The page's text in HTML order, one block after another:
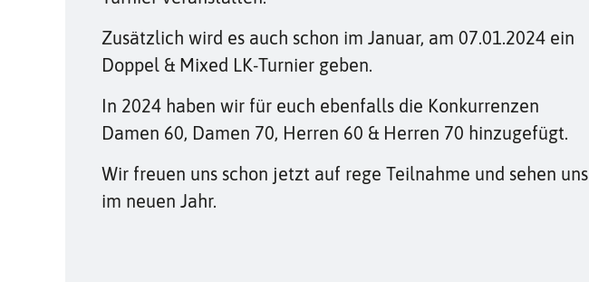
Zusätzlich wird es auch schon im Januar, am 07.01.2024 ein
Doppel & Mixed LK-Turnier geben.
In 2024 haben wir für euch ebenfalls die Konkurrenzen
Damen 60, Damen 70, Herren 60 & Herren 70 hinzugefügt.
Wir freuen uns schon jetzt auf rege Teilnahme und sehen uns
im neuen Jahr.